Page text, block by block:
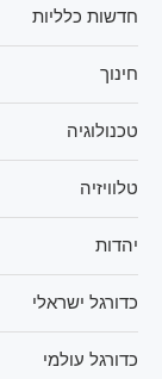
חדשות כלליות
חינוך
טכנולוגיה
טלוויזיה
יהדות
כדורגל ישראלי
כדורגל עולמי